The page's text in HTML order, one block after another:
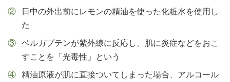
日中の外出前にレモンの精油を使った化粧水を使用し
た
ベルガプテンが紫外線に反応し、肌に炎症などをおこ
すことを「光毒性」という
精油原液が肌に直接ついてしまった場合、アルコール